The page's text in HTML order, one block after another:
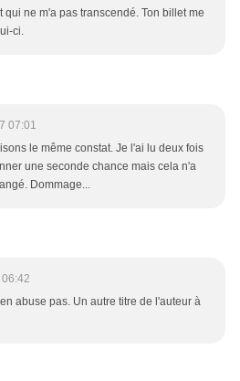
qui ne m'a pas transcendé. Ton billet me
ci.
07:01
le même constat. Je l'ai lu deux fois
une seconde chance mais cela n'a
Dommage...
abuse pas. Un autre titre de l'auteur à